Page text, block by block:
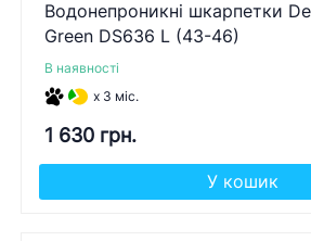
Водонепроникні шкарпетки
Green DS636 L (43-46)
В наявності
x 3 міс.
1 630 грн.
У кошик